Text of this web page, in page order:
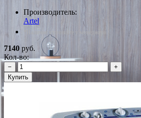
Производитель:
Artel
*Наличие уточняйте у менеджера
7140 руб.
Кол-во:
−
+
Купить